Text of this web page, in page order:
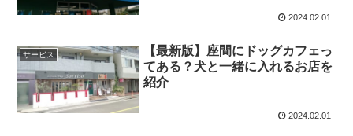
2024.02.01
サービス
【最新版】座間にドッグカフェっ
てある？犬と一緒に入れるお店を
紹介
2024.02.01